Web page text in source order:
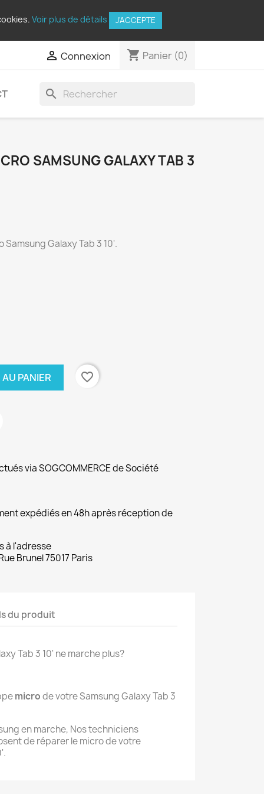
Voir plus de détails J'ACCEPTE
 Connexion shopping_cart Panier (0)
search
SAMSUNG GALAXY TAB 3
Galaxy Tab 3 10'.
PANIER favorite_border
via SOGCOMMERCE de Société
expédiés en 48h après réception de
à l'adresse
Brunel 75017 Paris
du produit
Tab 3 10' ne marche plus?
microde votre Samsung Galaxy Tab 3
en marche, Nos techniciens
de réparer le micro de votre